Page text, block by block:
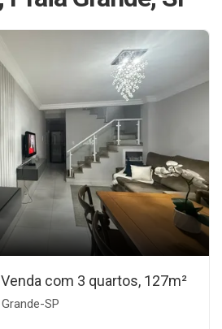
com 3 quartos, 127m²
SP